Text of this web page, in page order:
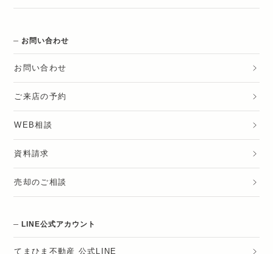
お問い合わせ
お問い合わせ
ご来店の予約
WEB相談
資料請求
売却のご相談
LINE公式アカウント
てまひま不動産 公式LINE